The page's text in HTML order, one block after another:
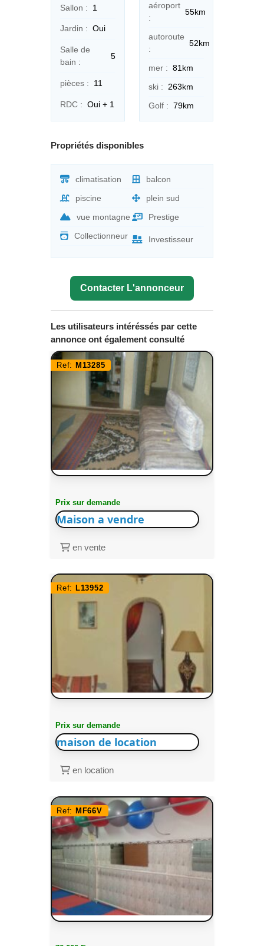
Sallon : 1
Jardin : Oui
Salle de
bain :
5
pièces : 11
RDC : Oui + 1
aéroport
:
55km
autoroute
:
52km
mer : 81km
ski : 263km
Golf : 79km
Propriétés disponibles
climatisation
balcon
piscine
plein sud
vue montagne
Prestige
Collectionneur
Investisseur
Contacter L'annonceur
Les utilisateurs intéréssés par cette
annonce ont également consulté
Ref: M13285
Prix sur demande
Maison a vendre
en vente
Ref: L13952
Prix sur demande
maison de location
en location
Ref: MF66V